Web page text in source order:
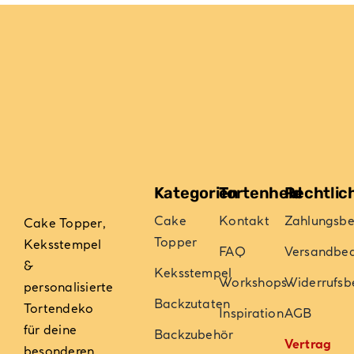
Cake Topper,
Keksstempel
&
personalisierte
Tortendeko
für deine
besonderen
Kategorien
Cake
Topper
Keksstempel
Backzutaten
Backzubehör
Tortenheld
Kontakt
FAQ
Workshops
InspirationAGB
Vertrag